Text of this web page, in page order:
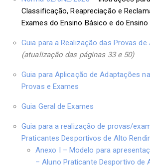
Classificação, Reapreciação e
Exames do Ensino Básico e do
Guia para a Realização das Provas
(atualização das páginas 33 e 50)
Guia para Aplicação de Adaptações
Provas e Exames
Guia Geral de Exames
Guia para a realização de provas/
Praticantes Desportivos de Alto
Anexo I – Modelo para
– Aluno Praticante Desportivo de